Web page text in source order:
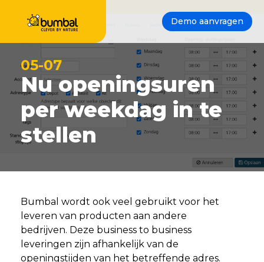
Demo aanvragen
05-07
Nu openingsuren
per weekdag in te
stellen
Bumbal wordt ook veel gebruikt voor het
leveren van producten aan andere
bedrijven. Deze business to business
leveringen zijn afhankelijk van de
openingstijden van het betreffende adres.